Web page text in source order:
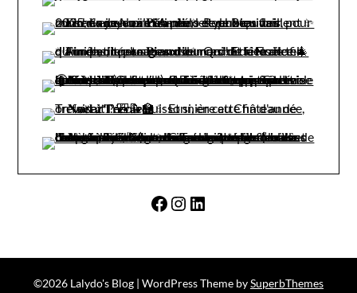
Facebook
Instagram
LinkedIn
©2026 Lalydo's Blog | WordPress Theme bySuperbThemes